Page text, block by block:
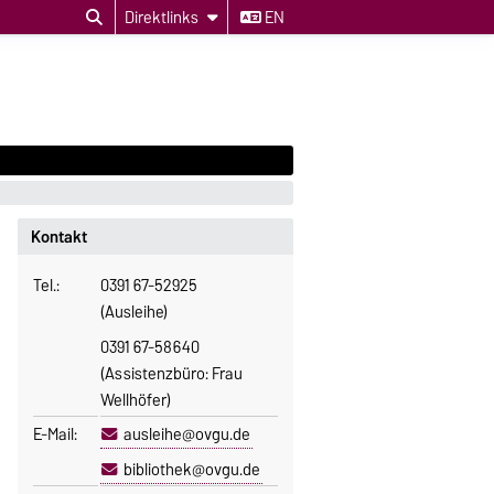
Direktlinks EN
Kontakt
Tel.:
0391 67-52925
(Ausleihe)
0391 67-58640
(Assistenzbüro: Frau
Wellhöfer)
E-Mail:
ausleihe@ovgu.de
bibliothek@ovgu.de